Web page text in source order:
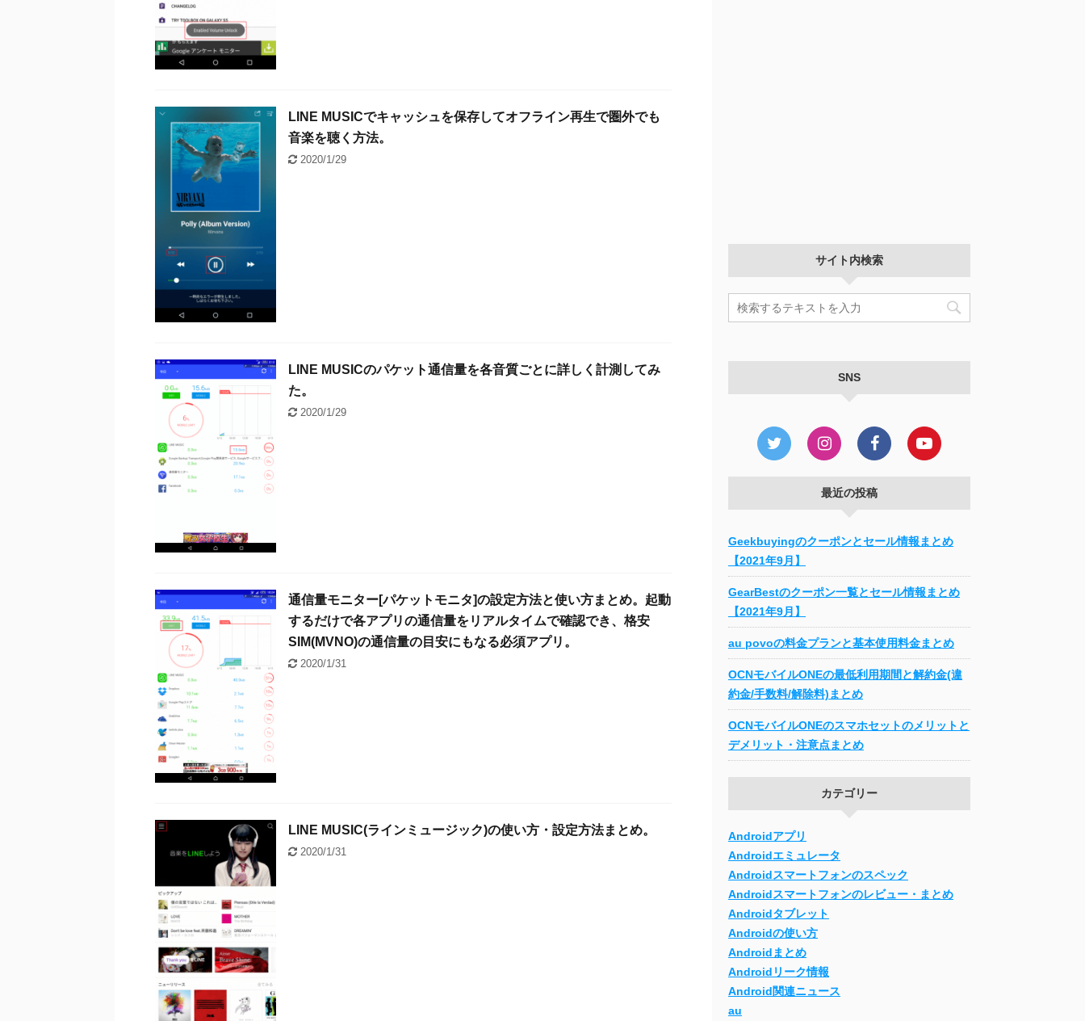
LINE MUSICでキャッシュを保存してオフライン再生で圏外でも
音楽を聴く方法。
2020/1/29
LINE MUSICのパケット通信量を各音質ごとに詳しく計測してみ
た。
2020/1/29
通信量モニター[パケットモニタ]の設定方法と使い方まとめ。起動
するだけで各アプリの通信量をリアルタイムで確認でき、格安
SIM(MVNO)の通信量の目安にもなる必須アプリ。
2020/1/31
LINE MUSIC(ラインミュージック)の使い方・設定方法まとめ。
2020/1/31
サイト内検索
SNS
最近の投稿
Geekbuyingのクーポンとセール情報まとめ
【2021年9月】
GearBestのクーポン一覧とセール情報まとめ
【2021年9月】
au povoの料金プランと基本使用料金まとめ
OCNモバイルONEの最低利用期間と解約金(違
約金/手数料/解除料)まとめ
OCNモバイルONEのスマホセットのメリットと
デメリット・注意点まとめ
カテゴリー
Androidアプリ
Androidエミュレータ
Androidスマートフォンのスペック
Androidスマートフォンのレビュー・まとめ
Androidタブレット
Androidの使い方
Androidまとめ
Androidリーク情報
Android関連ニュース
au